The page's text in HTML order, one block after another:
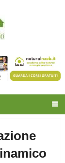
Privacy